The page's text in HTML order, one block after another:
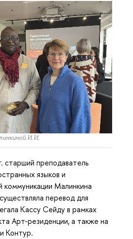
И.И.
старший преподаватель
языков и
коммуникации Малинкина
перевод для
Кассу Сейду в рамках
Арт-резиденции, а также на
Контур.